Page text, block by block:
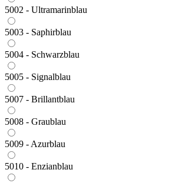
5002 - Ultramarinblau
5003 - Saphirblau
5004 - Schwarzblau
5005 - Signalblau
5007 - Brillantblau
5008 - Graublau
5009 - Azurblau
5010 - Enzianblau